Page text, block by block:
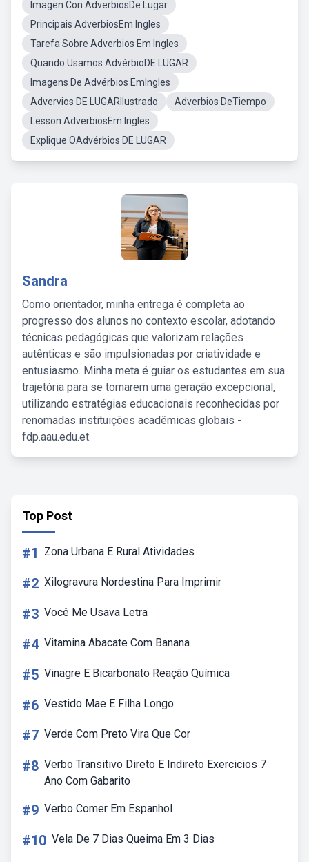
Imagen Con AdverbiosDe Lugar
Principais AdverbiosEm Ingles
Tarefa Sobre Adverbios Em Ingles
Quando Usamos AdvérbioDE LUGAR
Imagens De Advérbios EmIngles
Advervios DE LUGARIlustrado
Adverbios DeTiempo
Lesson AdverbiosEm Ingles
Explique OAdvérbios DE LUGAR
Sandra
Como orientador, minha entrega é completa ao
progresso dos alunos no contexto escolar, adotando
técnicas pedagógicas que valorizam relações
autênticas e são impulsionadas por criatividade e
entusiasmo. Minha meta é guiar os estudantes em sua
trajetória para se tornarem uma geração excepcional,
utilizando estratégias educacionais reconhecidas por
renomadas instituições acadêmicas globais -
fdp.aau.edu.et.
Top Post
#1 Zona Urbana E Rural Atividades
#2 Xilogravura Nordestina Para Imprimir
#3 Você Me Usava Letra
#4 Vitamina Abacate Com Banana
#5 Vinagre E Bicarbonato Reação Química
#6 Vestido Mae E Filha Longo
#7 Verde Com Preto Vira Que Cor
#8 Verbo Transitivo Direto E Indireto Exercicios 7
Ano Com Gabarito
#9 Verbo Comer Em Espanhol
#10 Vela De 7 Dias Queima Em 3 Dias